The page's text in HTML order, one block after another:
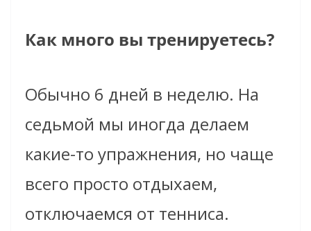
Как много вы тренируетесь?
Обычно 6 дней в неделю. На
седьмой мы иногда делаем
какие-то упражнения, но чаще
всего просто отдыхаем,
отключаемся от тенниса.